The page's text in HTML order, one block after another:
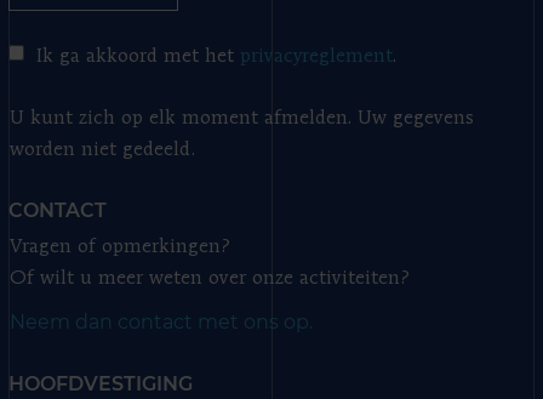
Ik ga akkoord met het privacyreglement.
U kunt zich op elk moment afmelden. Uw gegevens
worden niet gedeeld.
CONTACT
Vragen of opmerkingen?
Of wilt u meer weten over onze activiteiten?
Neem dan contact met ons op.
HOOFDVESTIGING